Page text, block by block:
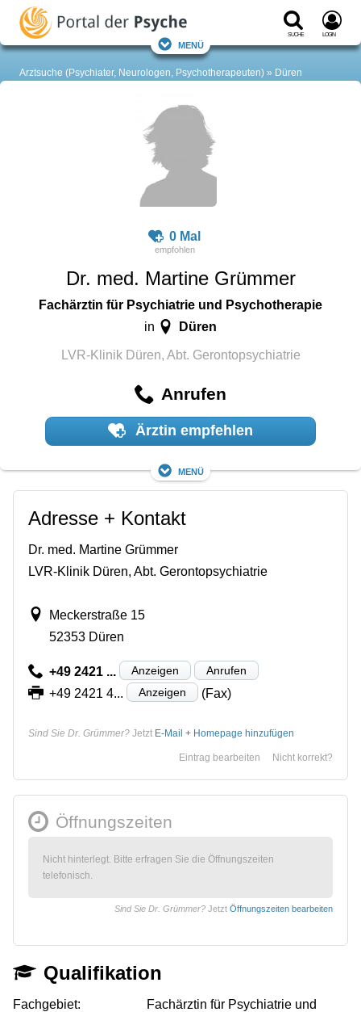
Suche Login
Menü
Arztsuche (Psychiater, Neurologen, Psychotherapeuten) Düren
0 Mal
Dr. med. Martine Grümmer
Fachärztin für Psychiatrie und Psychotherapie
in Düren
LVR-Klinik Düren, Abt. Gerontopsychiatrie
Anrufen
Ärztin empfehlen
Menü
Adresse + Kontakt
Dr. med. Martine Grümmer
LVR-Klinik Düren, Abt. Gerontopsychiatrie
Meckerstraße 15
52353 Düren
+49 2421 ... Anzeigen Anrufen
+49 2421 4... Anzeigen (Fax)
Sind Sie Dr. Grümmer? Jetzt E-Mail + Homepage hinzufügen
Nicht korrekt?
Eintrag bearbeiten
Öffnungszeiten
Nicht hinterlegt. Bitte erfragen Sie die Öffnungszeiten
telefonisch.
Sind Sie Dr. Grümmer? Jetzt Öffnungszeiten bearbeiten
Qualifikation
Fachgebiet:
Fachärztin für Psychiatrie und